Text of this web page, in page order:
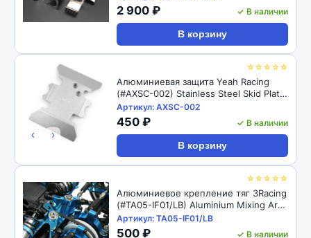
2 900 ₽ ✓ В наличии
В корзину
☆☆☆☆☆
‹ ›
Алюминиевая защита Yeah Racing
(#AXSC-002) Stainless Steel Skid Plate
For For Axial SCX10 II AX90046
Артикул: AXSC-002
450 ₽ ✓ В наличии
В корзину
☆☆☆☆☆
Алюминиевое крепление тяг 3Racing
(#TA05-IF01/LB) Aluminium Mixing Arm
For TA-05IFS
Артикул: TA05-IF01/LB
500 ₽ ✓ В наличии